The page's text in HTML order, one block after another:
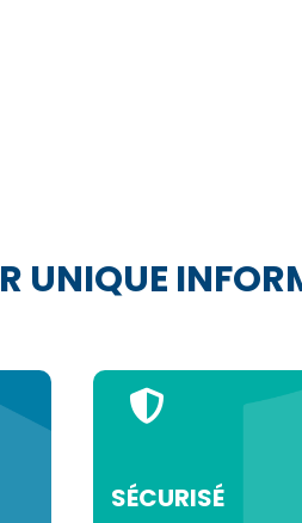
UNIQUE
SÉCURISÉ​